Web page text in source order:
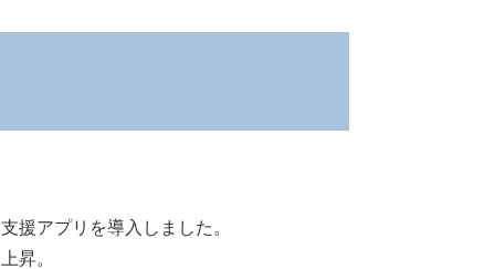
援アプリを導入しました。
昇。